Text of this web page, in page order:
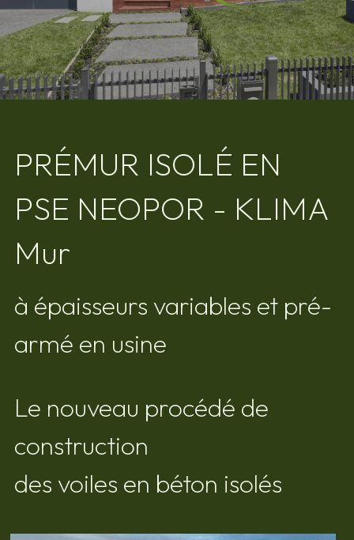
Demande d'informations
PRÉMUR ISOLÉ EN
PSE NEOPOR - KLIMA
Mur
à épaisseurs variables et pré-
armé en usine
Le nouveau procédé de
construction
des voiles en béton isolés